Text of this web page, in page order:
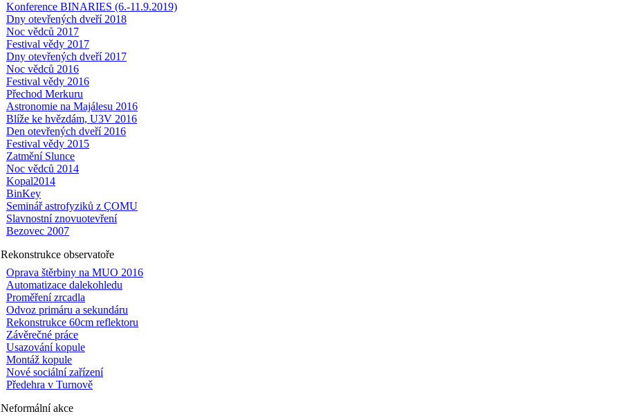
Konference BINARIES (6.-11.9.2019)
Dny otevřených dveří 2018
Noc vědců 2017
Festival vědy 2017
Dny otevřených dveří 2017
Noc vědců 2016
Festival vědy 2016
Přechod Merkuru
Astronomie na Majálesu 2016
Blíže ke hvězdám, U3V 2016
Den otevřených dveří 2016
Festival vědy 2015
Zatmění Slunce
Noc vědců 2014
Kopal2014
BinKey
Seminář astrofyziků z ÇOMU
Slavnostní znovuotevření
Bezovec 2007
Rekonstrukce observatoře
Oprava štěrbiny na MUO 2016
Automatizace dalekohledu
Proměření zrcadla
Odvoz primáru a sekundáru
Rekonstrukce 60cm reflektoru
Závěrečné práce
Usazování kopule
Montáž kopule
Nové sociální zařízení
Předehra v Turnově
Neformální akce